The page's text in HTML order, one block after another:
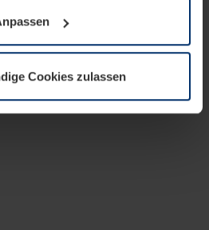
dieser Seite unbedingt
anderen Cookie-Typen benötigen
können Sie jederzeit
unserer Website ändern oder
Cookies zulassen